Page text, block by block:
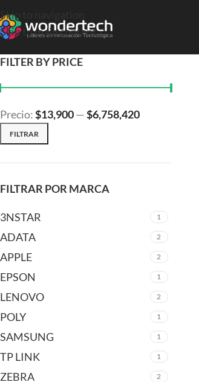
Skip to navigation
Skip to main content
FILTER BY PRICE
FILTRAR
Precio:$13,900—$6,758,420
FILTRAR POR MARCA
3NSTAR 1
ADATA 2
APPLE 2
EPSON 1
LENOVO 2
POLY 1
SAMSUNG 1
TP LINK 1
ZEBRA 2